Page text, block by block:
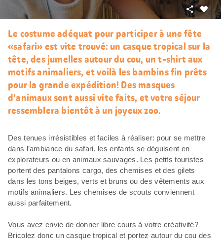
Partager
Le costume adéquat pour participer à une fête
«safari» est vite trouvé: un casque tropical sur la
tête, des jumelles autour du cou, un t-shirt aux
motifs animaliers, et voilà les bambins fin prêts
pour la grande expédition! Des masques
d’animaux sont aussi vite faits, et votre séjour
ressemblera bientôt à un joyeux zoo.
Des tenues irrésistibles et faciles à réaliser: pour se mettre
dans l’ambiance du safari, les enfants se déguisent en
explorateurs ou en animaux sauvages. Les petits touristes
portent des pantalons cargo, des chemises et des gilets
dans les tons beiges, verts et bruns ou des vêtements aux
motifs animaliers. Les chemises de scouts conviennent
aussi parfaitement.
Vous avez envie de donner libre cours à votre créativité?
Bricolez donc un casque tropical et portez autour du cou des